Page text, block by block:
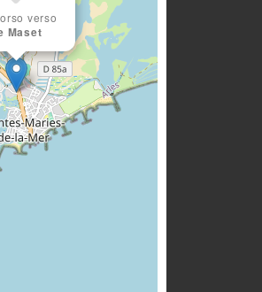
verso
Maset